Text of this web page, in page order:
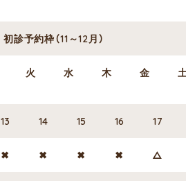
初診予約枠（11～12月）
火 水 木 金
13 14 15 16 17
✖ ✖ ✖ ✖ △